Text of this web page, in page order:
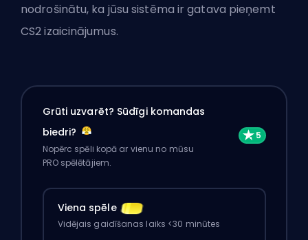
nodrošinātu, ka jūsu sistēma ir gatava pieņemt
CS2 izaicinājumus.
Grūti uzvarēt? Sūdīgi komandas
biedri?
Nopērc spēli kopā ar vienu no mūsu
PRO spēlētājiem.
Viena spēle
Vidējais gaidīšanas laiks <30 minūtes